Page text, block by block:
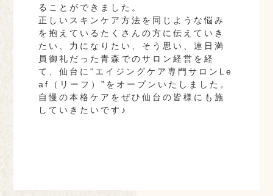
ることができました。
正しいスキンケア方法を同じような悩み
を抱えているたくさんの方に伝えていき
たい、力になりたい、そう思い、連日満
員御礼だった青森でのサロン経営を経
て、仙台に“エイジングケア専門サロンLe
af（リーフ）”をオープンいたしました。
自慢の本格ケアをぜひ仙台の皆様にも施
していきたいです♪